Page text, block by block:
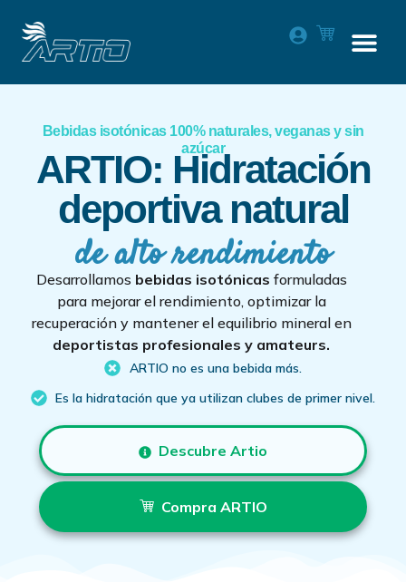
Bebidas isotónicas 100% naturales, veganas y sin
azúcar
ARTIO: Hidratación
deportiva natural
de alto rendimiento
Desarrollamos bebidas isotónicas formuladas
para mejorar el rendimiento, optimizar la
recuperación y mantener el equilibrio mineral en
deportistas profesionales y amateurs.
ARTIO no es una bebida más.
Es la hidratación que ya utilizan clubes de primer nivel.
Descubre Artio
Compra ARTIO